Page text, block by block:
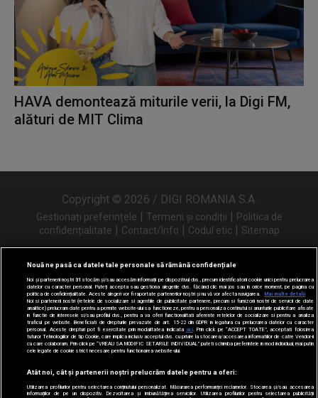
HAVA demontează miturile verii, la Digi FM,
alături de MIT Clima
Copyright © 2026 / DIGI ROMANIA S.A.
Gestionați preferințele | Termeni și condiții | Politica de
confidențialitate | Contact/Info | Codul etic | Sitemap
Urmărește-ne și pe
Nouă ne pasă ca datele tale personale să rămână confidențiale
Noi și partenerii noștri31 stocăm și/sau accesăm informații pe dispozitivul dvs., precum identificatorii cookie unici pentru prelucrarea
datelor cu caracter personal. Puteți accepta sau gestiona alegerile dvs. făcând clic mai jos sau în orice moment, pe pagina cu
politica de confidențialitate. Aceste alegeri vor fi raportate partenerilor noștri și nu vă vor afecta navigarea.
Mai multe detalii
Noi si partenerii nostri (retelele de socializare si agentiile de publicitate partenere, precum si furnizorii nostri de servicii de date
analitice) prelucram date pentru a permite website-ului sa functioneze, pentru a personaliza continutul si anunturile publicitare afisate
in functie de interesele si/sau profilul dvs., pentru a va oferi functionalitati aferente retelelor de socializare si pentru a analiza
traficul pe website. Beneficiati de drepturile prevazute de art. 15-22 din GDPR in legatura cu prelucrarea datelor cu caracter
personal. Aceste drepturi pot fi exercitate prin modalitatea indicata aici. Prin click pe “ACCEPT TOATE”, acceptati folosirea
tuturor Tehnologiilor de tip Cookie, care implica inclusiv acceptul dvs. cu privire la stocarea/accesarea informatiilor de catre Vendor-ii
cu care colaboram. Prin click pe “VREAU SA MODIFIC SETARILE INDIVIDUAL” puteti schimba preferintele in mod individual, mai putin
cele legate de cookie strict necesare pentru functionarea website-ului.
Atât noi, cât și partenerii noștri prelucrăm datele pentru a oferi:
Utilizarea profilurilor pentru selectarea conținutului personalizat. Măsurarea performanței reclamelor. Stocarea și/sau accesarea
informațiilor de pe un dispozitiv. Dezvoltarea și îmbunătățirea serviciilor. Utilizarea profilurilor pentru selectarea publicității